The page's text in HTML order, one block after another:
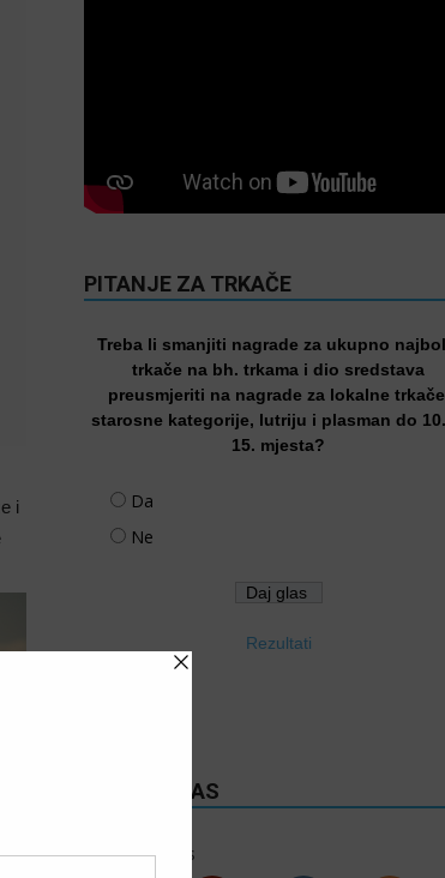
i
PITANJE ZA TRKAČE
Treba li smanjiti nagrade za ukupno
trkače na bh. trkama i dio sredstava
preusmjeriti na nagrade za lokalne
starosne kategorije, lutriju i plasman do
15. mjesta?
Da
Ne
Rezultati
PRATITE NAS
36k Follows